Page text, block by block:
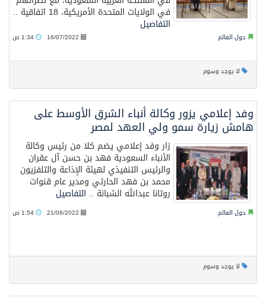
في الولايات المتحدة الأمريكية، 18 اتفاقية ..
التفاصيل
حول العالم 16/07/2022
لا يوجد وسوم
وفد إعلامي يزور وكالة أنباء الشرق الأوسط على
هامش زيارة سمو ولي العهد لمصر
زار وفد إعلامي يضم كلا من رئيس وكالة
الأنباء السعودية فهد بن حسن آل عقران
والرئيس التنفيذي لهيئة الإذاعة والتلفزيون
محمد بن فهد الحارثي ومدير عام قنوات
روتانا عبدالله الشبانة .. التفاصيل
حول العالم 21/06/2022
لا يوجد وسوم